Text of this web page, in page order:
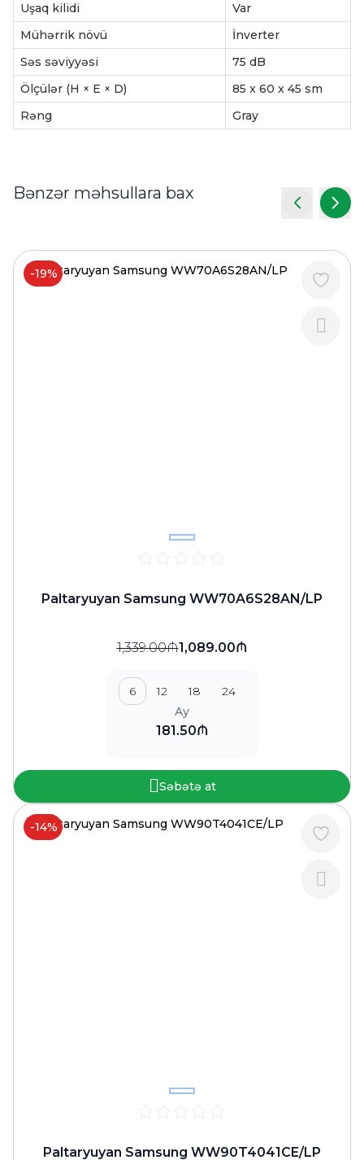
Uşaq kilidi
Var
Mühərrik növü
İnverter
Səs səviyyəsi
75 dB
Ölçülər (H × E × D)
85 x 60 x 45 sm
Rəng
Gray
Bənzər məhsullara bax
-19%
Paltaryuyan Samsung WW70A6S28AN/LP
1,339.00₼1,089.00₼
6 12 18
24
Ay
181.50₼
Səbətə at
-14%
Paltaryuyan Samsung WW90T4041CE/LP